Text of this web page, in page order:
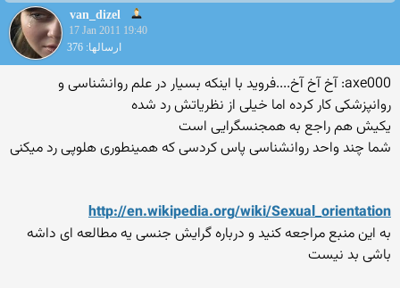
van_dizel
17 Jan 2011 19:40
ارسالها: 376
axe000: آخ آخ آخ....فروید با اینكه بسیار در علم روانشناسی و
روانپزشكی كار كرده اما خیلی از نظریاتش رد شده
یكیش هم راجع به همجنسگرایی است
شما چند واحد روانشناسی پاس كردسی كه همینطوری هلوپی رد میكنی
http://en.wikipedia.org/wiki/Sexual_orientation
به این منبع مراجعه كنید و درباره گرایش جنسی یه مطالعه ای داشه
باشی بد نیست